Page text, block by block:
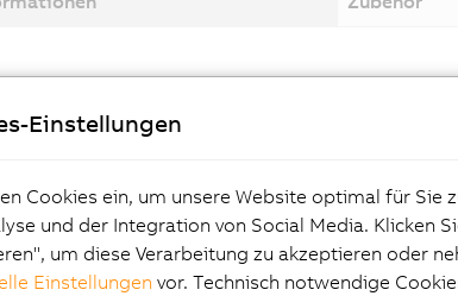
Managing oder Controlled Node, 1 CAN-
und Empfangsrichtung, Feldklemme 1x
Einstellungen
Cookies ein, um unsere Website optimal für Sie
und der Integration von Social Media. Klicken
um diese Verarbeitung zu akzeptieren oder
Einstellungen vor. Technisch notwendige